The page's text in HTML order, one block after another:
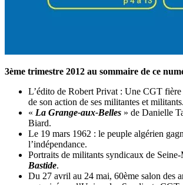
3ème trimestre 2012 au sommaire de ce
L’édito de Robert Privat : Une CGT fière
de son action de ses militantes et militants.
« La Grange-aux-Belles » de Danielle
Biard.
Le 19 mars 1962 : le peuple algérien
l’indépendance.
Portraits de militants syndicaux de
Bastide.
Du 27 avril au 24 mai, 60ème salon des